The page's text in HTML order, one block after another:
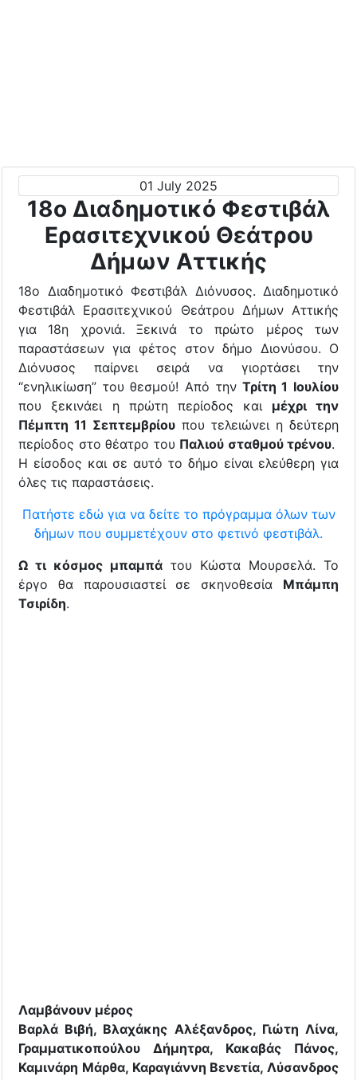
01 July 2025
18ο Διαδημοτικό Φεστιβάλ
Ερασιτεχνικού Θεάτρου
Δήμων Αττικής
18ο Διαδημοτικό Φεστιβάλ Διόνυσος. Διαδημοτικό
Φεστιβάλ Ερασιτεχνικού Θεάτρου Δήμων Αττικής
για 18η χρονιά. Ξεκινά το πρώτο μέρος των
παραστάσεων για φέτος στον δήμο Διονύσου. Ο
Διόνυσος παίρνει σειρά να γιορτάσει την
“ενηλικίωση” του θεσμού! Από τηνΤρίτη 1 Ιουλίου
που ξεκινάει η πρώτη περίοδος και μέχρι την
Πέμπτη 11 Σεπτεμβρίου που τελειώνει η δεύτερη
περίοδος στο θέατρο του Παλιού σταθμού τρένου.
Η είσοδος και σε αυτό το δήμο είναι ελεύθερη για
όλες τις παραστάσεις.
Πατήστε εδώ για να δείτε το πρόγραμμα όλων των
δήμων που συμμετέχουν στο φετινό φεστιβάλ.
Ω τι κόσμος μπαμπά του Κώστα Μουρσελά. Το
έργο θα παρουσιαστεί σε σκηνοθεσία Μπάμπη
Τσιρίδη.
Λαμβάνουν μέρος
Βαρλά Βιβή, Βλαχάκης Αλέξανδρος, Γιώτη Λίνα,
Γραμματικοπούλου Δήμητρα, Κακαβάς Πάνος,
Καμινάρη Μάρθα, Καραγιάννη Βενετία, Λύσανδρος